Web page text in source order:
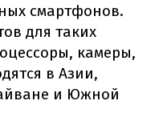
смартфонов.
для таких
камеры,
в Азии,
и Южной